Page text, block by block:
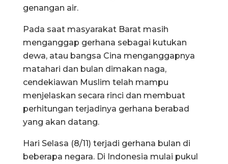
genangan air.
Pada saat masyarakat Barat masih
menganggap gerhana sebagai kutukan
dewa, atau bangsa Cina menganggapnya
matahari dan bulan dimakan naga,
cendekiawan Muslim telah mampu
menjelaskan secara rinci dan membuat
perhitungan terjadinya gerhana berabad
yang akan datang.
Hari Selasa (8/11) terjadi gerhana bulan di
beberapa negara. Di Indonesia mulai pukul